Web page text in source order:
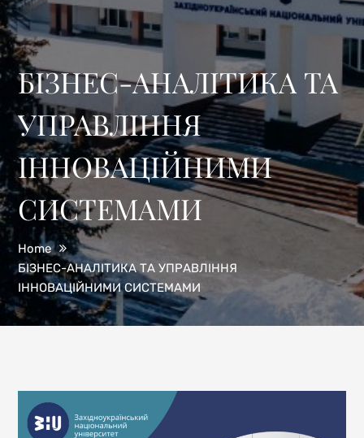
БІЗНЕС-АНАЛІТИКА ТА
УПРАВЛІННЯ
ІННОВАЦІЙНИМИ
СИСТЕМАМИ
Home
БІЗНЕС-АНАЛІТИКА ТА УПРАВЛІННЯ
ІННОВАЦІЙНИМИ СИСТЕМАМИ